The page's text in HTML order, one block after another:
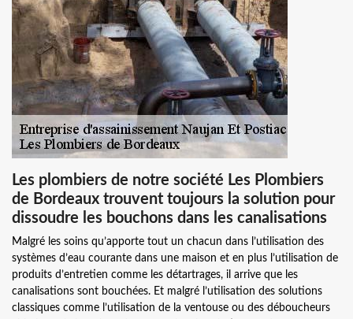
Les plombiers de notre société Les Plombiers
de Bordeaux trouvent toujours la solution pour
dissoudre les bouchons dans les canalisations
Malgré les soins qu’apporte tout un chacun dans l’utilisation des
systèmes d’eau courante dans une maison et en plus l’utilisation de
produits d’entretien comme les détartrages, il arrive que les
canalisations sont bouchées. Et malgré l’utilisation des solutions
classiques comme l’utilisation de la ventouse ou des déboucheurs